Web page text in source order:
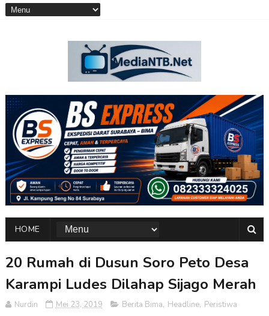
HOME
20 Rumah di Dusun Soro Peto Desa
Karampi Ludes Dilahap Sijago Merah
Nurdin Mei 23, 2019 Berita Bima, Headline, Peristiwa